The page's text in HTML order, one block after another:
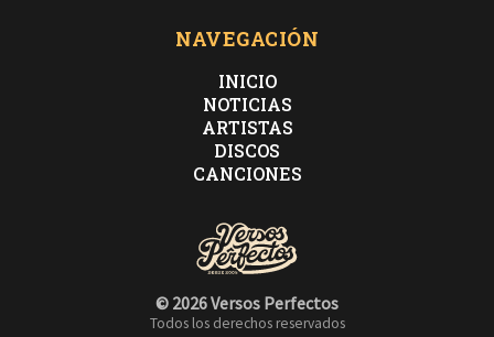
NAVEGACIÓN
INICIO
NOTICIAS
ARTISTAS
DISCOS
CANCIONES
© 2026 Versos Perfectos
Todos los derechos reservados